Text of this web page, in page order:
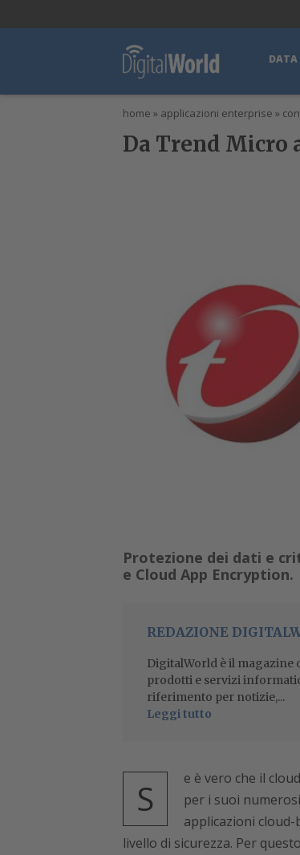
DATA
home » applicazioni enterprise »
Da Trend Micro
Protezione dei dati e
e Cloud App Encryption.
REDAZIONE
DigitalWorld è il magazine
prodotti e servizi
riferimento per notizie,...
Leggi tutto
S
e è vero che il
per i suoi
applicazioni
livello di sicurezza. Per questo